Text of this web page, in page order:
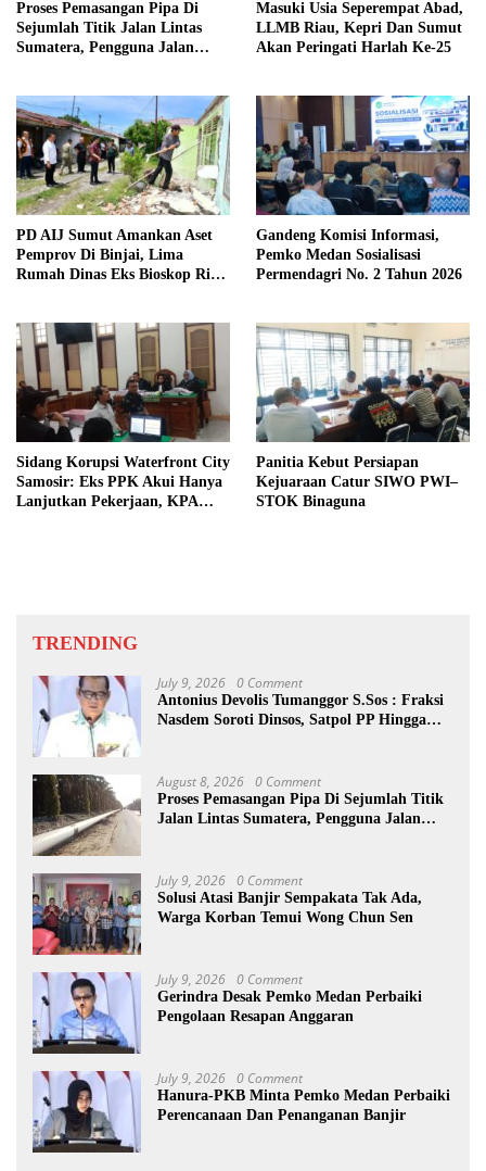
Proses Pemasangan Pipa Di
Sejumlah Titik Jalan Lintas
Sumatera, Pengguna Jalan
Masuki Usia Seperempat Abad,
LLMB Riau, Kepri Dan Sumut
Akan Peringati Harlah Ke-25
PD AIJ Sumut Amankan Aset
Pemprov Di Binjai, Lima
Rumah Dinas Eks Bioskop Ria
Gandeng Komisi Informasi,
Pemko Medan Sosialisasi
Permendagri No. 2 Tahun 2026
Sidang Korupsi Waterfront City
Samosir: Eks PPK Akui Hanya
Lanjutkan Pekerjaan, KPA
Panitia Kebut Persiapan
Kejuaraan Catur SIWO PWI–
STOK Binaguna
TRENDING
July 9, 2026 0 Comment
Antonius Devolis Tumanggor S.Sos : Fraksi
Nasdem Soroti Dinsos, Satpol PP Hingga
August 8, 2026 0 Comment
Proses Pemasangan Pipa Di Sejumlah Titik
Jalan Lintas Sumatera, Pengguna Jalan
July 9, 2026 0 Comment
Solusi Atasi Banjir Sempakata Tak Ada,
Warga Korban Temui Wong Chun Sen
July 9, 2026 0 Comment
Gerindra Desak Pemko Medan Perbaiki
Pengolaan Resapan Anggaran
July 9, 2026 0 Comment
Hanura-PKB Minta Pemko Medan Perbaiki
Perencanaan Dan Penanganan Banjir